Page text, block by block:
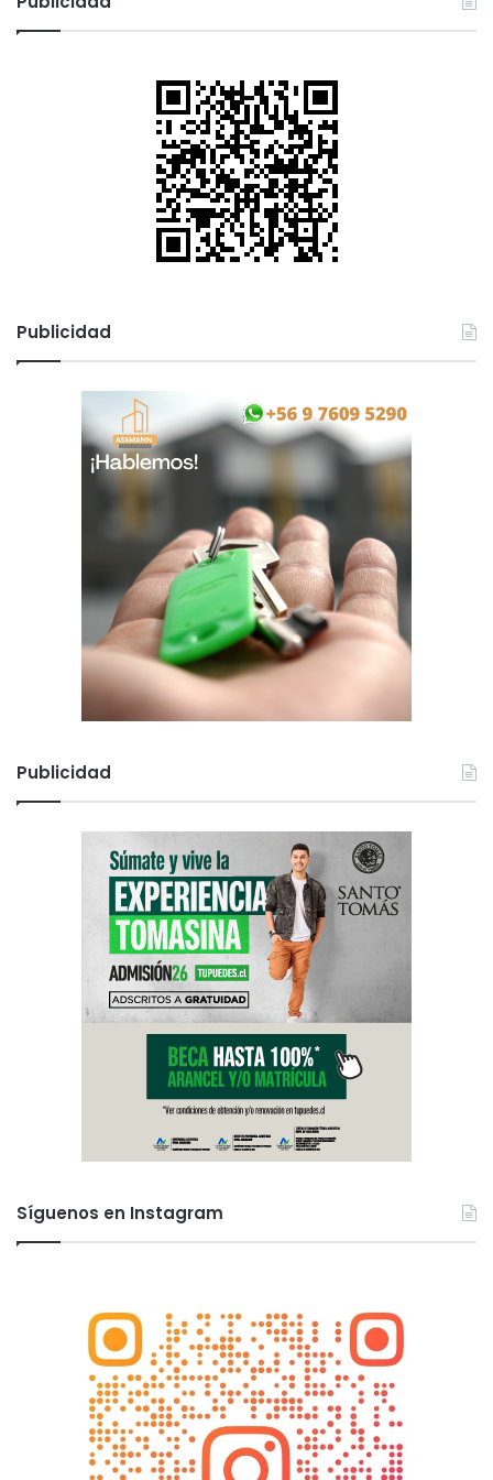
Publicidad
Publicidad
Síguenos en Instagram